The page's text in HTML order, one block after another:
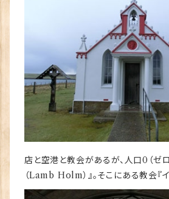
店と空港と教会があるが、人口0（ゼロ
（Lamb Holm）』。そこにある教会『イ